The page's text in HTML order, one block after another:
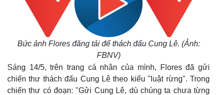
Bức ảnh Flores đăng tải để thách đấu Cung Lê. (Ảnh:
FBNV)
Sáng 14/5, trên trang cá nhân của mình, Flores đã gửi
chiến thư thách đấu Cung Lê theo kiểu "luật rừng". Trong
chiến thư có đoạn: "Gửi Cung Lê, dù chúng ta chưa từng